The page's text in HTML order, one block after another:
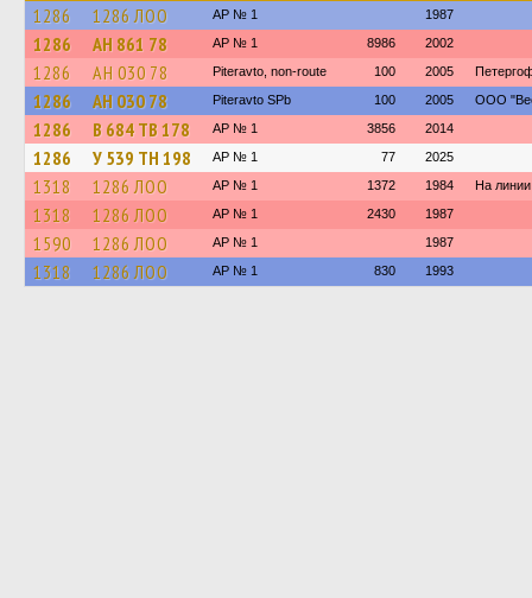
1286 1286 ЛОО AP № 1 1987
1286 АН 861 78 AP № 1 8986 2002
1286 АН 030 78 Piteravto, non-route 100 2005
1286 АН 030 78 Piteravto SPb 100 2005 ООО
1286 В 684 ТВ 178 AP № 1 3856 2014
1286 У 539 ТН 198 AP № 1 77 2025
1318 1286 ЛОО AP № 1 1372 1984 На линии
1318 1286 ЛОО AP № 1 2430 1987
1590 1286 ЛОО AP № 1 1987
1318 1286 ЛОО AP № 1 830 1993